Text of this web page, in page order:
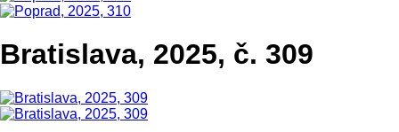
Bratislava, 2025, č. 309